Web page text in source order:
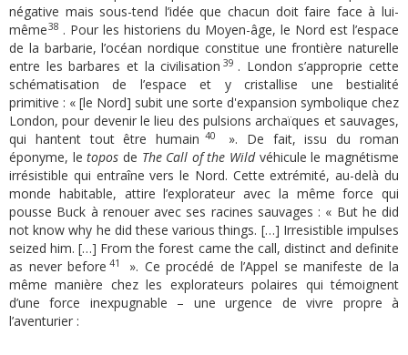
négative mais sous-tend l’idée que chacun doit faire face à lui-
même38 . Pour les historiens du Moyen-âge, le Nord est l’espace
de la barbarie, l’océan nordique constitue une frontière naturelle
entre les barbares et la civilisation39 . London s’approprie cette
schématisation de l’espace et y cristallise une bestialité
primitive : « [le Nord] subit une sorte d'expansion symbolique chez
London, pour devenir le lieu des pulsions archaïques et sauvages,
qui hantent tout être humain40
». De fait, issu du roman
éponyme, letopos de The Call of the Wildvéhicule le magnétisme
irrésistible qui entraîne vers le Nord. Cette extrémité, au-delà du
monde habitable, attire l’explorateur avec la même force qui
pousse Buck à renouer avec ses racines sauvages : « But he did
not know why he did these various things. […] Irresistible impulses
seized him. […] From the forest came the call, distinct and definite
as never before41
». Ce procédé de l’Appel se manifeste de la
même manière chez les explorateurs polaires qui témoignent
d’une force inexpugnable – une urgence de vivre propre à
l’aventurier :